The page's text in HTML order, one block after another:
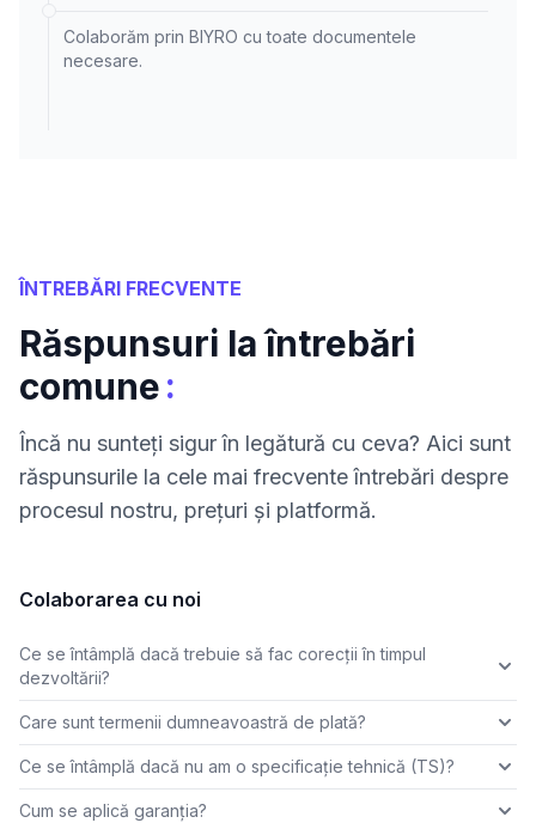
Colaborăm prin BIYRO cu toate documentele
necesare.
ÎNTREBĂRI FRECVENTE
Răspunsuri la întrebări
comune:
Încă nu sunteți sigur în legătură cu ceva? Aici sunt
răspunsurile la cele mai frecvente întrebări despre
procesul nostru, prețuri și platformă.
Colaborarea cu noi
Ce se întâmplă dacă trebuie să fac corecții în timpul
dezvoltării?
Care sunt termenii dumneavoastră de plată?
Ce se întâmplă dacă nu am o specificație tehnică (TS)?
Cum se aplică garanția?